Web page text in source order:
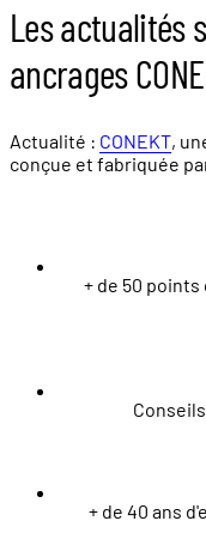
Les actualités
ancrages
Actualité : CONEKT,
conçue et fabriquée
+ de 50
+ de 40 ans